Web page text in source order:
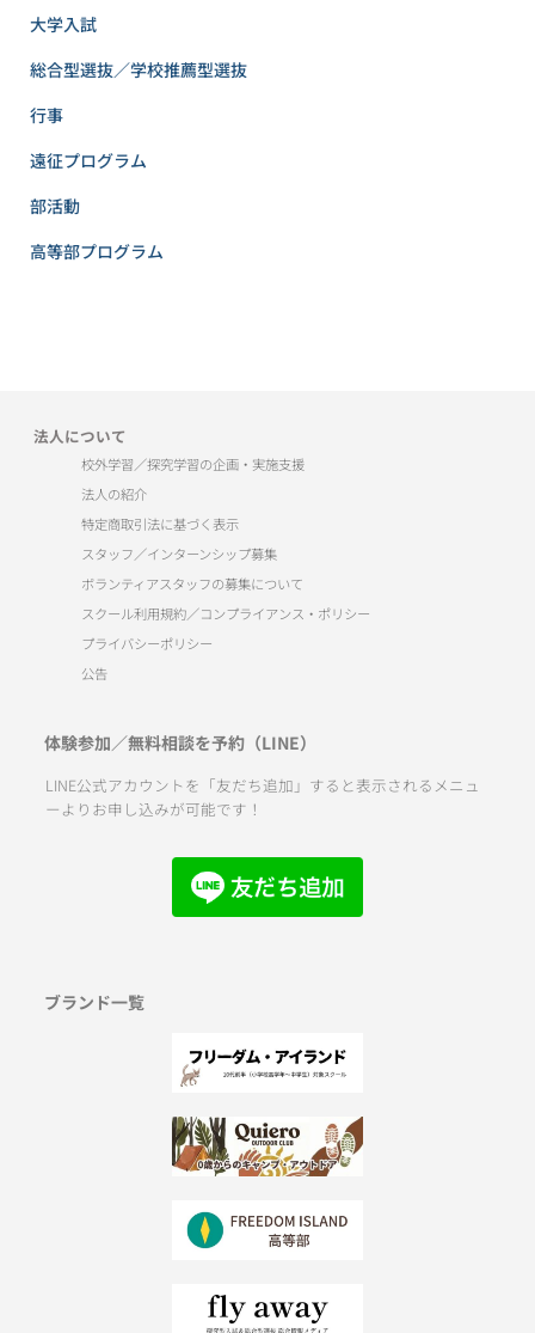
大学入試
総合型選抜／学校推薦型選抜
行事
遠征プログラム
部活動
高等部プログラム
法人について
校外学習／探究学習の企画・実施支援
法人の紹介
特定商取引法に基づく表示
スタッフ／インターンシップ募集
ボランティアスタッフの募集について
スクール利用規約／コンプライアンス・ポリシー
プライバシーポリシー
公告
体験参加／無料相談を予約（LINE）
LINE公式アカウントを「友だち追加」すると表示されるメニュ
ーよりお申し込みが可能です！
ブランド一覧